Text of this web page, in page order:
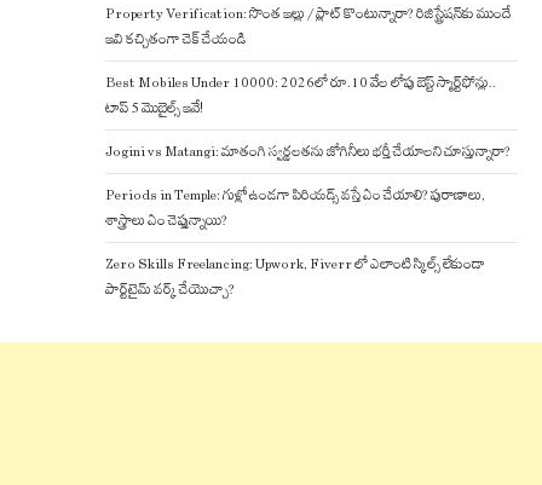
Property Verification: సొంత ఇల్లు / ప్లాట్ కొంటున్నారా? రిజిస్ట్రేషన్‌కు ముందే
ఇవి కచ్చితంగా చెక్ చేయండి
Best Mobiles Under 10000: 2026లో రూ.10 వేల లోపు బెస్ట్ స్మార్ట్‌ఫోన్లు..
టాప్ 5 మొబైల్స్ ఇవే!
Jogini vs Matangi: మాతంగి స్వర్ణలతను జోగినీలు భర్తీ చేయాలని చూస్తున్నారా?
Periods in Temple: గుళ్లో ఉండగా పిరియడ్స్ వస్తే ఏం చేయాలి? పురాణాలు,
శాస్త్రాలు ఏం చెప్తున్నాయి?
Zero Skills Freelancing: Upwork, Fiverr లో ఎలాంటి స్కిల్స్ లేకుండా
పార్ట్‌టైమ్ వర్క్ చేయొచ్చా?